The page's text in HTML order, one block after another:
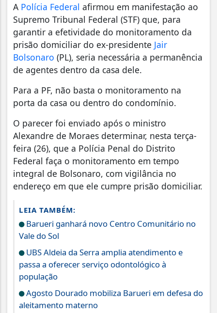
A Polícia Federal afirmou em manifestação ao
Supremo Tribunal Federal (STF) que, para
garantir a efetividade do monitoramento da
prisão domiciliar do ex-presidente Jair
Bolsonaro (PL), seria necessária a permanência
de agentes dentro da casa dele.
Para a PF, não basta o monitoramento na
porta da casa ou dentro do condomínio.
O parecer foi enviado após o ministro
Alexandre de Moraes determinar, nesta terça-
feira (26), que a Polícia Penal do Distrito
Federal faça o monitoramento em tempo
integral de Bolsonaro, com vigilância no
endereço em que ele cumpre prisão domiciliar.
LEIA TAMBÉM:
Barueri ganhará novo Centro Comunitário no
Vale do Sol
UBS Aldeia da Serra amplia atendimento e
passa a oferecer serviço odontológico à
população
Agosto Dourado mobiliza Barueri em defesa do
aleitamento materno